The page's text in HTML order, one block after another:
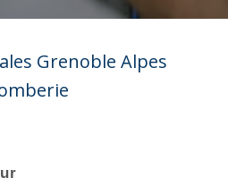
Grenoble Alpes